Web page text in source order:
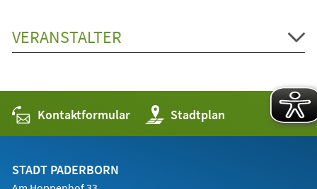
VERANSTALTER
Kontaktformular Stadtplan
(Öffnet
in
einem
STADT PADERBORN